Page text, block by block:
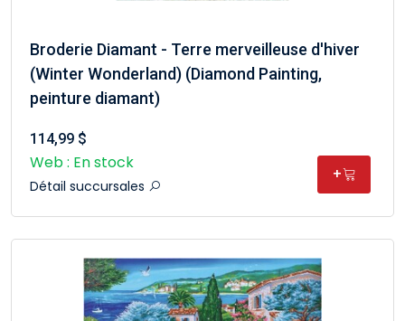
Broderie Diamant - Terre merveilleuse d'hiver
(Winter Wonderland) (Diamond Painting,
peinture diamant)
114,99 $
Web : En stock
Détail succursales
+